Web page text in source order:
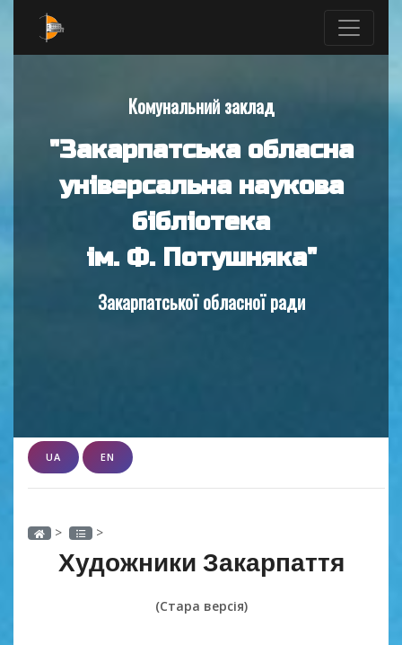
Комунальний заклад
"Закарпатська обласна
універсальна наукова
бібліотека
ім. Ф. Потушняка"
Закарпатської обласної ради
UA EN
> >
Художники Закарпаття
(Стара версія)